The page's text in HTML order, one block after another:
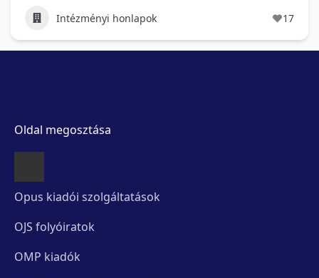
Intézményi honlapok 17
Oldal megosztása
Opus kiadói szolgáltatások
OJS folyóiratok
OMP kiadók